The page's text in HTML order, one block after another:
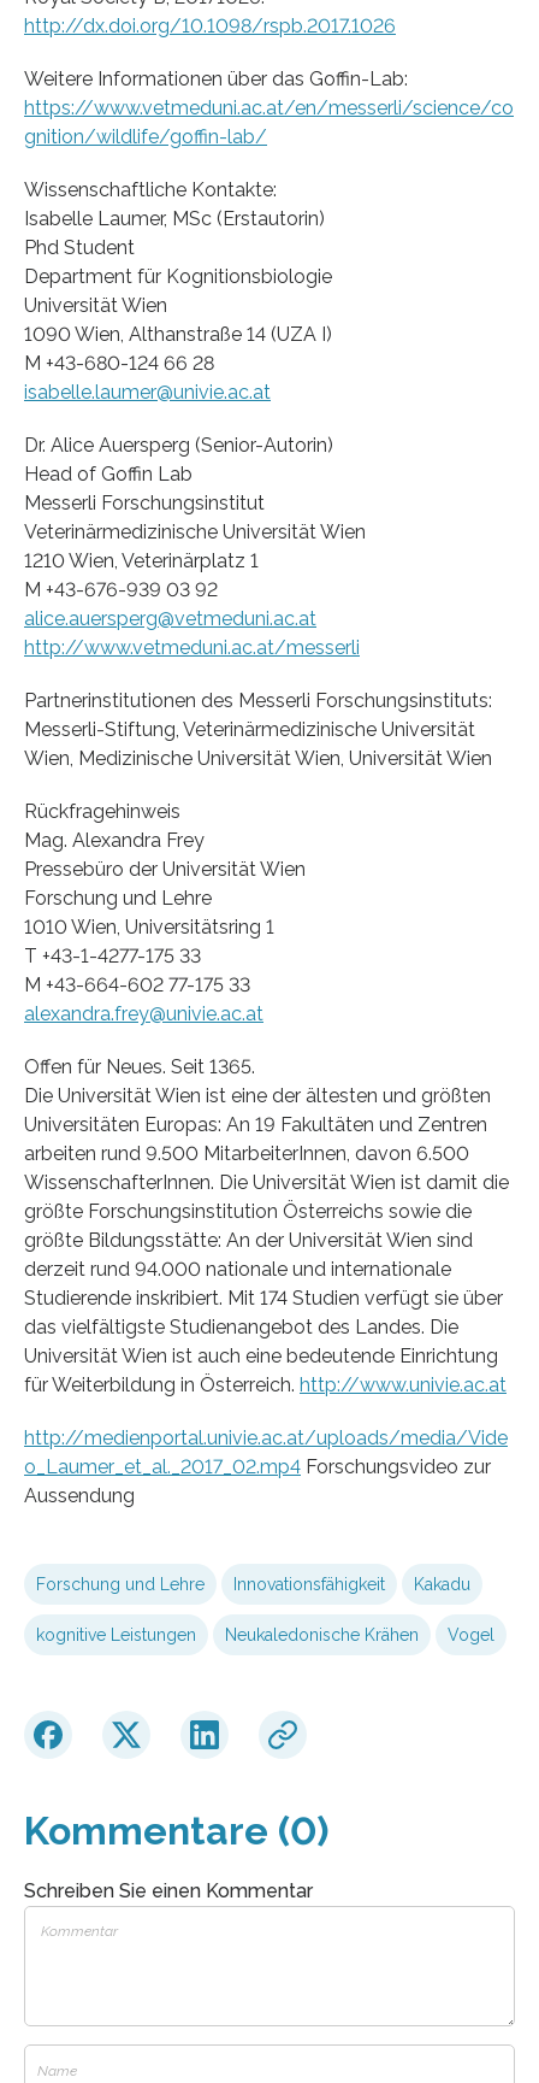
http://dx.doi.org/10.1098/rspb.2017.1026
Weitere Informationen über das Goffin-Lab:
https://www.vetmeduni.ac.at/en/messerli/science/co
gnition/wildlife/goffin-lab/
Wissenschaftliche Kontakte:
Isabelle Laumer, MSc (Erstautorin)
Phd Student
Department für Kognitionsbiologie
Universität Wien
1090 Wien, Althanstraße 14 (UZA I)
M +43-680-124 66 28
isabelle.laumer@univie.ac.at
Dr. Alice Auersperg (Senior-Autorin)
Head of Goffin Lab
Messerli Forschungsinstitut
Veterinärmedizinische Universität Wien
1210 Wien, Veterinärplatz 1
M +43-676-939 03 92
alice.auersperg@vetmeduni.ac.at
http://www.vetmeduni.ac.at/messerli
Partnerinstitutionen des Messerli Forschungsinstituts:
Messerli-Stiftung, Veterinärmedizinische Universität
Wien, Medizinische Universität Wien, Universität Wien
Rückfragehinweis
Mag. Alexandra Frey
Pressebüro der Universität Wien
Forschung und Lehre
1010 Wien, Universitätsring 1
T +43-1-4277-175 33
M +43-664-602 77-175 33
alexandra.frey@univie.ac.at
Offen für Neues. Seit 1365.
Die Universität Wien ist eine der ältesten und größten
Universitäten Europas: An 19 Fakultäten und Zentren
arbeiten rund 9.500 MitarbeiterInnen, davon 6.500
WissenschafterInnen. Die Universität Wien ist damit die
größte Forschungsinstitution Österreichs sowie die
größte Bildungsstätte: An der Universität Wien sind
derzeit rund 94.000 nationale und internationale
Studierende inskribiert. Mit 174 Studien verfügt sie über
das vielfältigste Studienangebot des Landes. Die
Universität Wien ist auch eine bedeutende Einrichtung
für Weiterbildung in Österreich. http://www.univie.ac.at
http://medienportal.univie.ac.at/uploads/media/Vide
o_Laumer_et_al._2017_02.mp4 Forschungsvideo zur
Aussendung
Forschung und Lehre Innovationsfähigkeit Kakadu
kognitive Leistungen Neukaledonische Krähen Vogel
Kommentare (0)
Schreiben Sie einen Kommentar